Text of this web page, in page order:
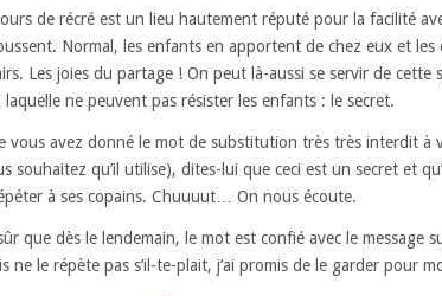
de récré est un lieu hautement réputé pour la facilité
Normal, les enfants en apportent de chez eux et les
Les joies du partage ! On peut là-aussi se servir de
ne peuvent pas résister les enfants : le secret.
vous avez donné le mot de substitution très très interdit à
souhaitez qu’il utilise), dites-lui que ceci est un secret et
à ses copains. Chuuuut… On nous écoute.
que dès le lendemain, le mot est confié avec le message
le répète pas s’il-te-plait, j’ai promis de le garder pour